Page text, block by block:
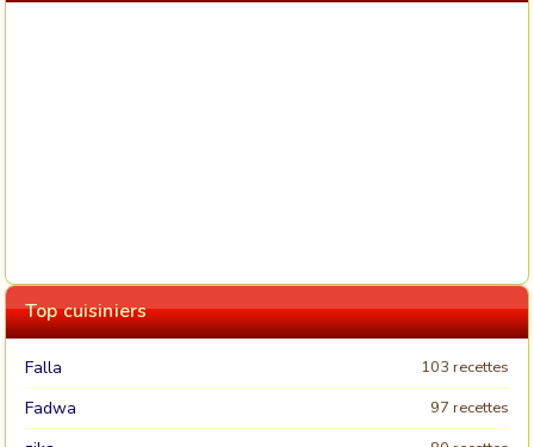
Top cuisiniers
Falla 103 recettes
Fadwa 97 recettes